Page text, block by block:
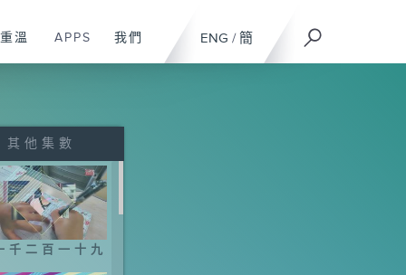
ENG / 簡
重溫 APPS 我們
其他集數
千二百一十九